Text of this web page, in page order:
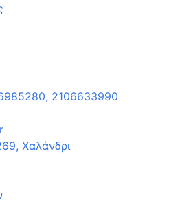
2106633990
Χαλάνδρι